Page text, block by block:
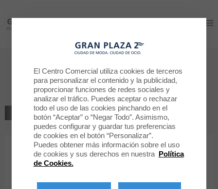
Gran Plaza 2
Bienvenido a
HOLLISTER
VOLVER AL LISTADO
MODA
HOLLISTER
Gran Plaza 2
El Centro Comercial utiliza cookies de terceros
para personalizar el contenido y la publicidad,
proporcionar funciones de redes sociales y
analizar el tráfico. Puedes aceptar o rechazar
todo el uso de las cookies pinchando en el
botón “Aceptar” o “Negar Todo”. Asimismo,
puedes configurar y guardar tus preferencias
de cookies en el botón “Personalizar”.
Puedes obtener más información sobre el uso
de cookies y sus derechos en nuestra Política
de Cookies.